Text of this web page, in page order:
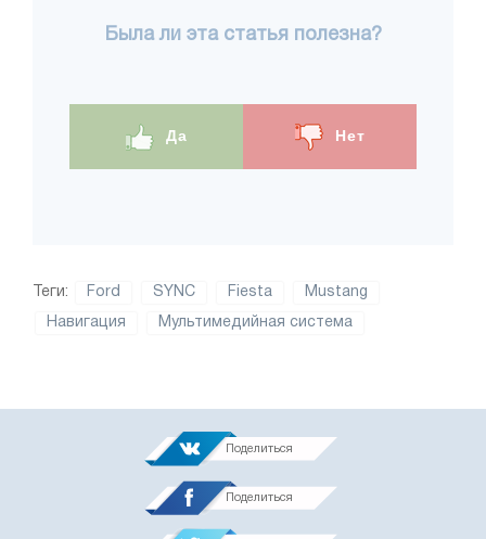
Была ли эта статья полезна?
Да Нет
Теги: Ford SYNC Fiesta Mustang
Навигация Мультимедийная система
Поделиться
Поделиться